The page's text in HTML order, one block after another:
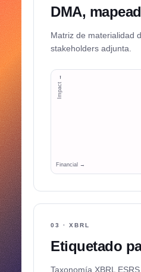
DMA,
Matriz de materialidad
stakeholders adjunta.
Financial →
Impact →
03 · XBRL
Etiquetado
Taxonomía XBRL